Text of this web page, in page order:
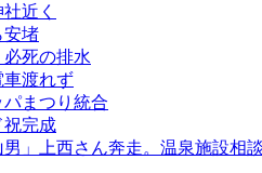
近く
安堵
必死の排水
車渡れず
パまつり統合
祝完成
」上西さん奔走。温泉施設相